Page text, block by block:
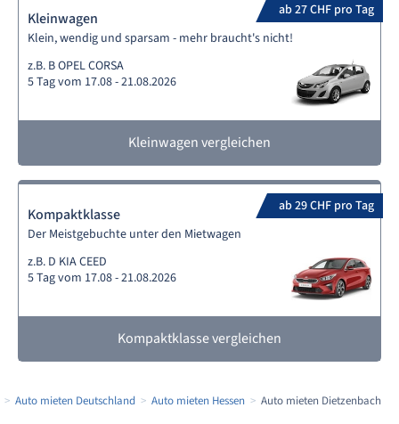
ab 27 CHF pro Tag
Kleinwagen
Klein, wendig und sparsam - mehr braucht's nicht!
z.B. B OPEL CORSA
5 Tag vom 17.08 - 21.08.2026
Kleinwagen vergleichen
ab 29 CHF pro Tag
Kompaktklasse
Der Meistgebuchte unter den Mietwagen
z.B. D KIA CEED
5 Tag vom 17.08 - 21.08.2026
Kompaktklasse vergleichen
Auto mieten Deutschland Auto mieten Hessen Auto mieten Dietzenbach